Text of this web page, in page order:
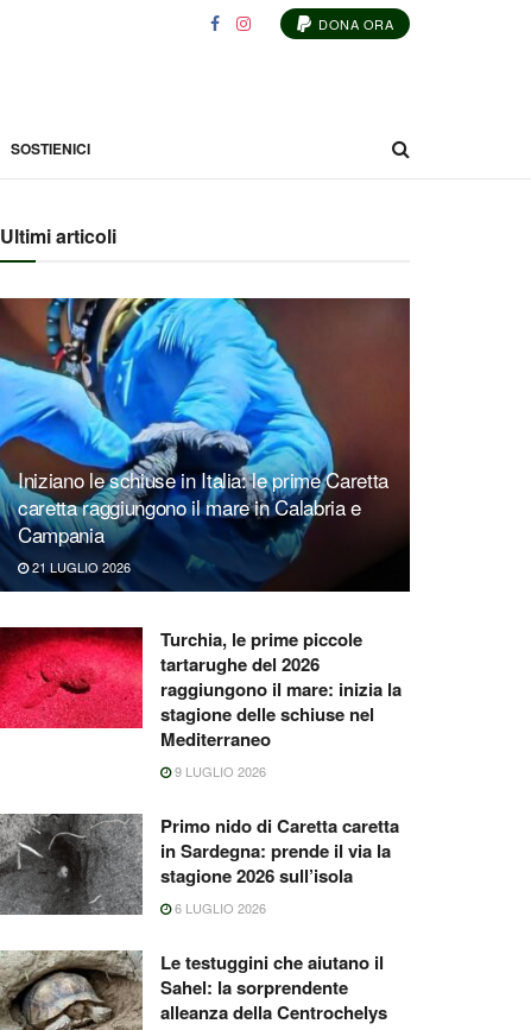
DONA ORA
SOSTIENICI
Ultimi articoli
Iniziano le schiuse in Italia: le prime Caretta
caretta raggiungono il mare in Calabria e
Campania
21 LUGLIO 2026
Turchia, le prime piccole
tartarughe del 2026
raggiungono il mare: inizia la
stagione delle schiuse nel
Mediterraneo
9 LUGLIO 2026
Primo nido di Caretta caretta
in Sardegna: prende il via la
stagione 2026 sull’isola
6 LUGLIO 2026
Le testuggini che aiutano il
Sahel: la sorprendente
alleanza della Centrochelys